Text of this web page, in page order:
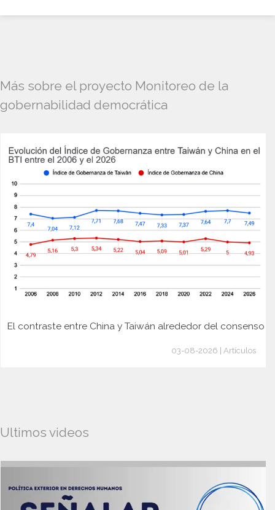
Más sobre el proyecto Monitoreo de la
gobernabilidad democrática
El contraste entre China y Taiwán alrededor del consenso
03-08-2026 | Artículos
Ultimos videos